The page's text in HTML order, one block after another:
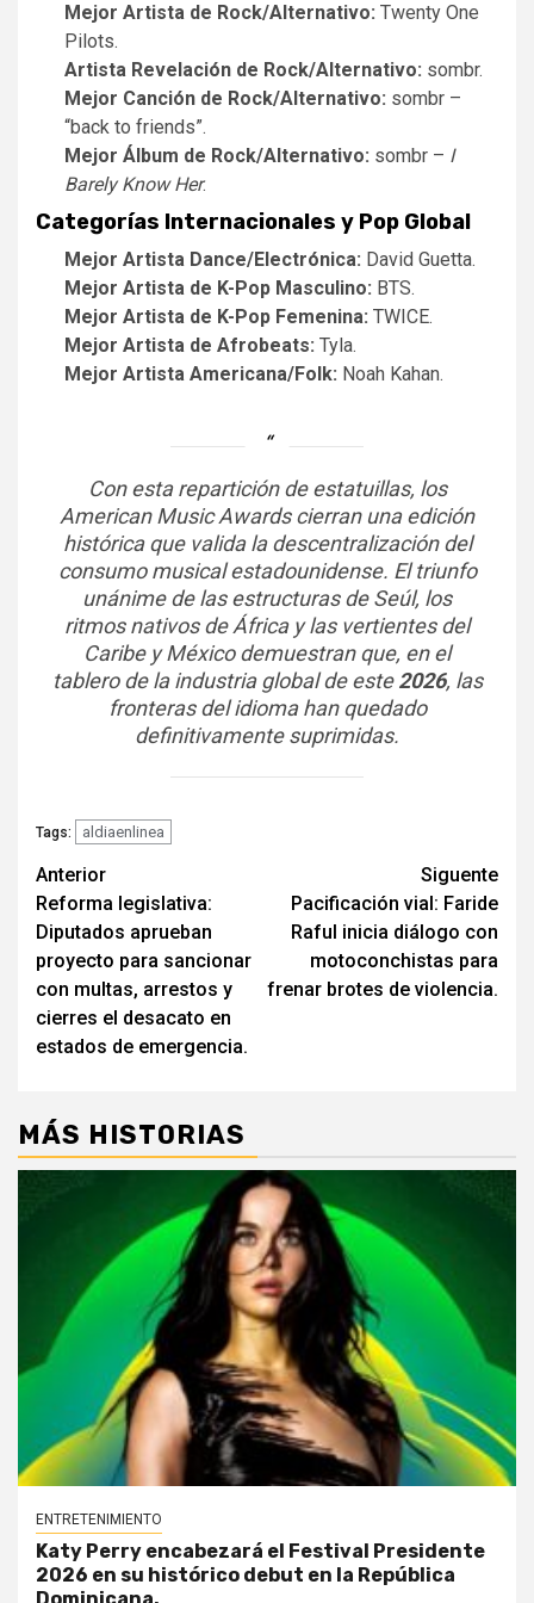
Mejor Artista de Rock/Alternativo: Twenty One
Pilots.
Artista Revelación de Rock/Alternativo: sombr.
Mejor Canción de Rock/Alternativo: sombr –
“back to friends”.
Mejor Álbum de Rock/Alternativo: sombr – I
Barely Know Her.
Categorías Internacionales y Pop Global
Mejor Artista Dance/Electrónica: David Guetta.
Mejor Artista de K-Pop Masculino: BTS.
Mejor Artista de K-Pop Femenina: TWICE.
Mejor Artista de Afrobeats: Tyla.
Mejor Artista Americana/Folk: Noah Kahan.
Con esta repartición de estatuillas, los
American Music Awards cierran una edición
histórica que valida la descentralización del
consumo musical estadounidense. El triunfo
unánime de las estructuras de Seúl, los
ritmos nativos de África y las vertientes del
Caribe y México demuestran que, en el
tablero de la industria global de este2026, las
fronteras del idioma han quedado
definitivamente suprimidas.
Tags: aldiaenlinea
Navegación
de
entradas
Anterior
Reforma legislativa:
Diputados aprueban
proyecto para sancionar
con multas, arrestos y
cierres el desacato en
estados de emergencia.
Siguente
Pacificación vial: Faride
Raful inicia diálogo con
motoconchistas para
frenar brotes de violencia.
MÁS HISTORIAS
ENTRETENIMIENTO
Katy Perry encabezará el Festival Presidente
2026 en su histórico debut en la República
Dominicana.